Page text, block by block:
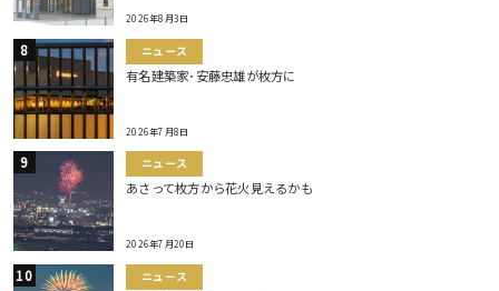
2026年8月3日
ニュース
有名建築家･安藤忠雄が枚方に
2026年7月8日
ニュース
あさって枚方から花火見えるかも
2026年7月20日
ニュース